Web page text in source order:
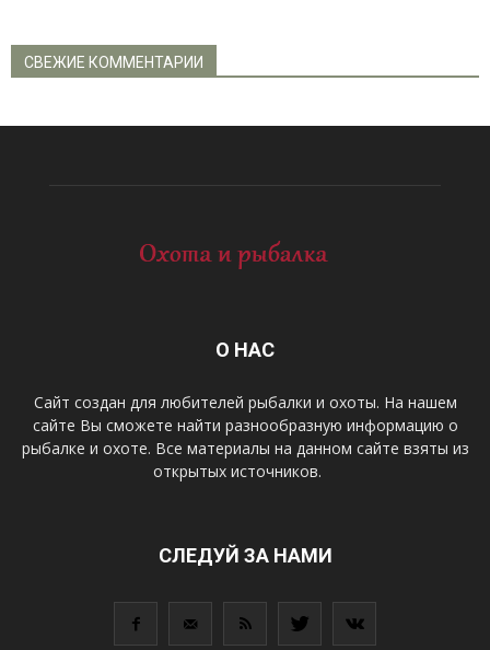
СВЕЖИЕ КОММЕНТАРИИ
О НАС
Сайт создан для любителей рыбалки и охоты. На нашем
сайте Вы сможете найти разнообразную информацию о
рыбалке и охоте. Все материалы на данном сайте взяты из
открытых источников.
СЛЕДУЙ ЗА НАМИ